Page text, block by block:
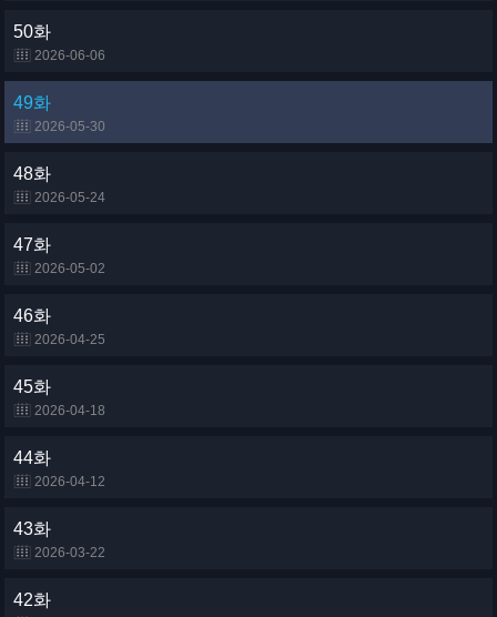
50화
2026-06-06
49화
2026-05-30
48화
2026-05-24
47화
2026-05-02
46화
2026-04-25
45화
2026-04-18
44화
2026-04-12
43화
2026-03-22
42화